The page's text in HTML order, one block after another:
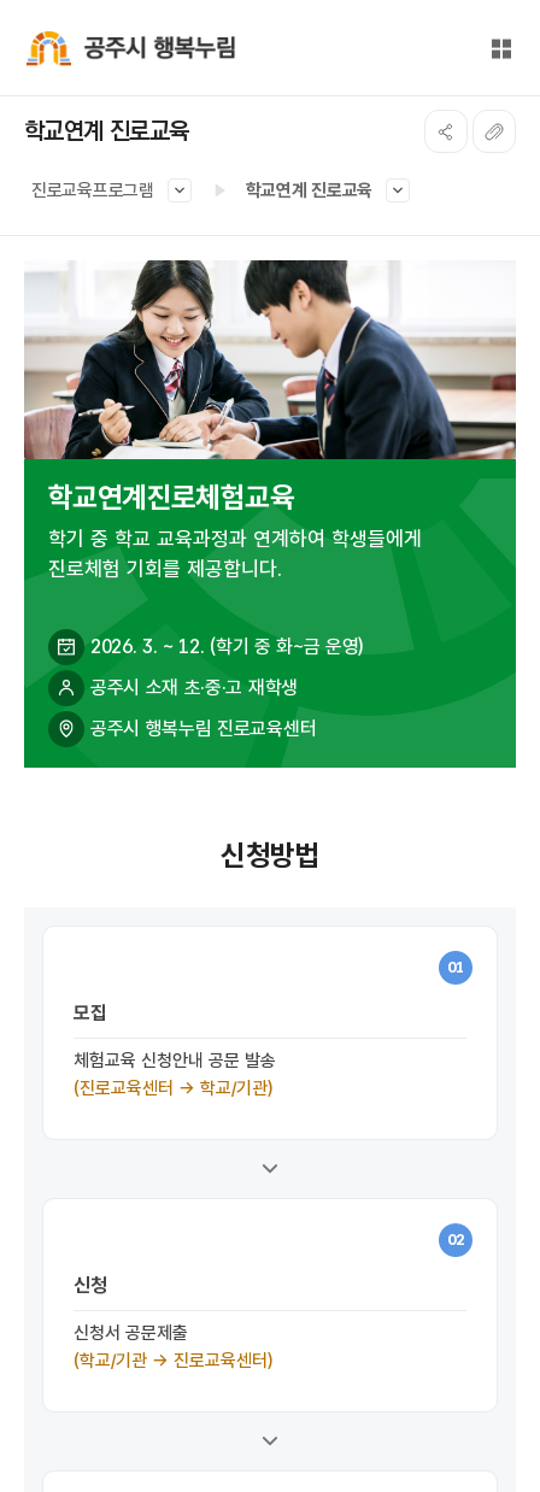
전체
학교연계 진로교육
진로교육프로그램 학교연계 진로교육
학교연계진로체험교육
학기 중 학교 교육과정과 연계하여 학생들에게
진로체험 기회를 제공합니다.
2026. 3. ~ 12. (학기 중 화~금 운영)
공주시 소재 초·중·고 재학생
공주시 행복누림 진로교육센터
신청방법
01
모집
체험교육 신청안내 공문 발송
(진로교육센터 → 학교/기관)
02
신청
신청서 공문제출
(학교/기관 → 진로교육센터)